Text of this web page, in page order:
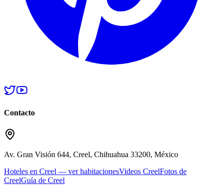
Contacto
Av. Gran Visión 644, Creel, Chihuahua 33200, México
Hoteles en Creel — ver habitacionesVideos CreelFotos de
CreelGuía de Creel